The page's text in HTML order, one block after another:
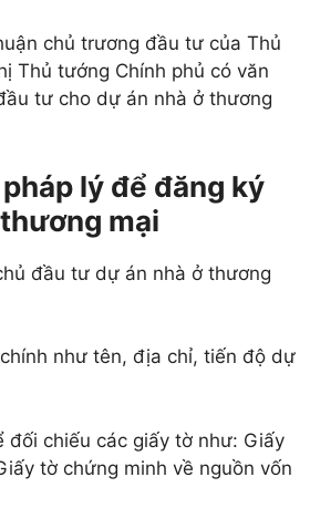
chủ trương đầu tư của Thủ
Thủ tướng Chính phủ có văn
tư cho dự án nhà ở thương
lý để đăng ký
mại
đầu tư dự án nhà ở thương
như tên, địa chỉ, tiến độ dự
đối chiếu các giấy tờ như: Giấy
tờ chứng minh về nguồn vốn